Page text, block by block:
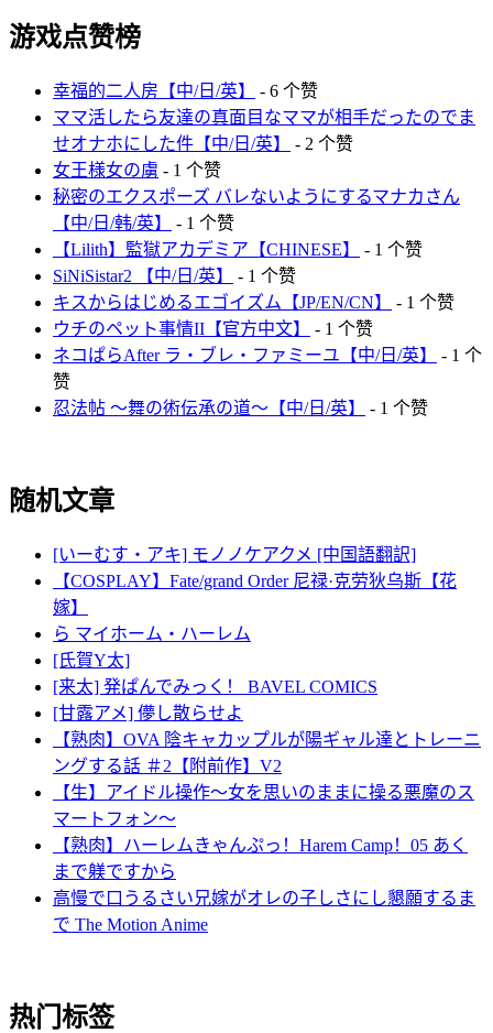
游戏点赞榜
幸福的二人房【中/日/英】
- 6 个赞
ママ活したら友達の真面目なママが相手だったのでま
せオナホにした件【中/日/英】
- 2 个赞
女王様女の虜 - 1 个赞
秘密のエクスポーズ バレないようにするマナカさん
【中/日/韩/英】
- 1 个赞
【Lilith】監獄アカデミア【CHINESE】
- 1 个赞
SiNiSistar2 【中/日/英】
- 1 个赞
キスからはじめるエゴイズム【JP/EN/CN】
- 1 个赞
ウチのペット事情II【官方中文】
- 1 个赞
ネコぱらAfter ラ・ブレ・ファミーユ【中/日/英】
- 1 个
赞
忍法帖 ～舞の術伝承の道～【中/日/英】
- 1 个赞
随机文章
[いーむす・アキ] モノノケアクメ [中国語翻訳]
【COSPLAY】Fate/grand Order 尼禄·克劳狄乌斯【花
嫁】
ら マイホーム・ハーレム
[氏賀Y太]
[来太] 発ぱんでみっく！ BAVEL COMICS
[甘露アメ] 儚し散らせよ
【熟肉】OVA 陰キャカップルが陽ギャル達とトレーニ
ングする話 ＃2【附前作】V2
【生】アイドル操作～女を思いのままに操る悪魔のス
マートフォン～
【熟肉】ハーレムきゃんぷっ！Harem Camp！05 あく
まで躾ですから
高慢で口うるさい兄嫁がオレの子しさにし懇願するま
で The Motion Anime
热门标签